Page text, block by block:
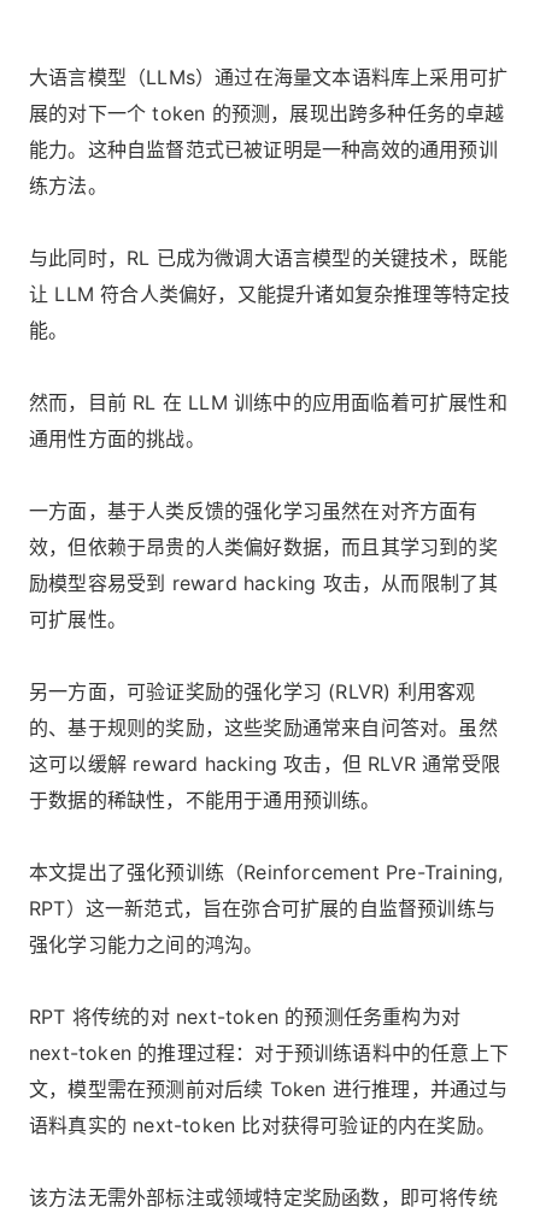
大语言模型（LLMs）通过在海量文本语料库上采用可扩
展的对下一个 token 的预测，展现出跨多种任务的卓越
能力。这种自监督范式已被证明是一种高效的通用预训
练方法。
与此同时，RL 已成为微调大语言模型的关键技术，既能
让 LLM 符合人类偏好，又能提升诸如复杂推理等特定技
能。
然而，目前 RL 在 LLM 训练中的应用面临着可扩展性和
通用性方面的挑战。
一方面，基于人类反馈的强化学习虽然在对齐方面有
效，但依赖于昂贵的人类偏好数据，而且其学习到的奖
励模型容易受到 reward hacking 攻击，从而限制了其
可扩展性。
另一方面，可验证奖励的强化学习 (RLVR) 利用客观
的、基于规则的奖励，这些奖励通常来自问答对。虽然
这可以缓解 reward hacking 攻击，但 RLVR 通常受限
于数据的稀缺性，不能用于通用预训练。
本文提出了强化预训练（Reinforcement Pre-Training,
RPT）这一新范式，旨在弥合可扩展的自监督预训练与
强化学习能力之间的鸿沟。
RPT 将传统的对 next-token 的预测任务重构为对
next-token 的推理过程：对于预训练语料中的任意上下
文，模型需在预测前对后续 Token 进行推理，并通过与
语料真实的 next-token 比对获得可验证的内在奖励。
该方法无需外部标注或领域特定奖励函数，即可将传统